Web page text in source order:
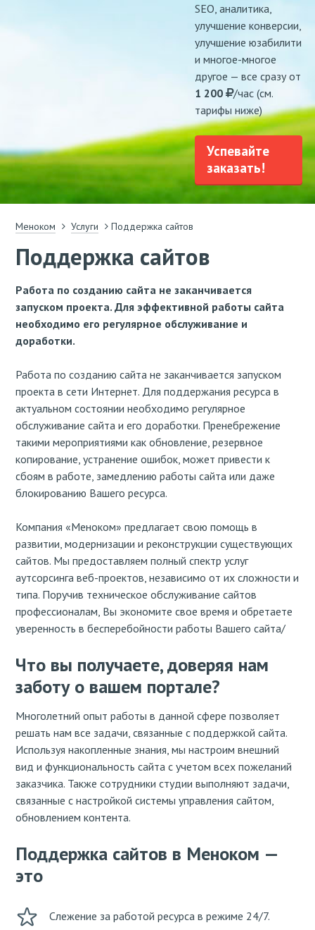
SEO, аналитика,
улучшение конверсии,
улучшение юзабилити
и многое-многое
другое — все сразу от
1 200
/час (см.
тарифы ниже)
Успевайте
заказать!
Меноком Услуги Поддержка сайтов
Поддержка сайтов
Работа по созданию сайта не заканчивается
запуском проекта. Для эффективной работы сайта
необходимо его регулярное обслуживание и
доработки.
Работа по созданию сайта не заканчивается запуском
проекта в сети Интернет. Для поддержания ресурса в
актуальном состоянии необходимо регулярное
обслуживание сайта и его доработки. Пренебрежение
такими мероприятиями как обновление, резервное
копирование, устранение ошибок, может привести к
сбоям в работе, замедлению работы сайта или даже
блокированию Вашего ресурса.
Компания «Меноком» предлагает свою помощь в
развитии, модернизации и реконструкции существующих
сайтов. Мы предоставляем полный спектр услуг
аутсорсинга веб-проектов, независимо от их сложности и
типа. Поручив техническое обслуживание сайтов
профессионалам, Вы экономите свое время и обретаете
уверенность в бесперебойности работы Вашего сайта/
Что вы получаете, доверяя нам
заботу о вашем портале?
Многолетний опыт работы в данной сфере позволяет
решать нам все задачи, связанные с поддержкой сайта.
Используя накопленные знания, мы настроим внешний
вид и функциональность сайта с учетом всех пожеланий
заказчика. Также сотрудники студии выполняют задачи,
связанные с настройкой системы управления сайтом,
обновлением контента.
Поддержка сайтов в Меноком —
это
Слежение за работой ресурса в режиме 24/7.